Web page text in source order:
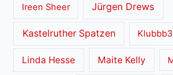
Ireen Sheer Jürgen Drews
Kastelruther Spatzen Klubbb3
Linda Hesse Maite Kelly